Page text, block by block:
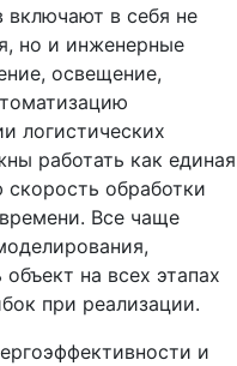
в себя не
но и инженерные
освещение,
логистических
работать как единая
обработки
Все чаще
на всех этапах
при реализации.
и